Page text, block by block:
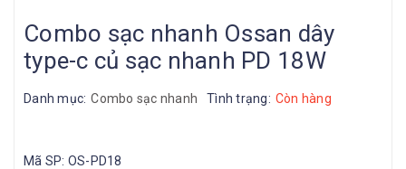
Combo sạc nhanh Ossan dây
type-c củ sạc nhanh PD 18W
Danh mục: Combo sạc nhanh Tình trạng: Còn hàng
Mã SP: OS-PD18